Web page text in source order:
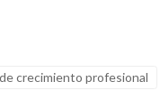
crecimiento profesional